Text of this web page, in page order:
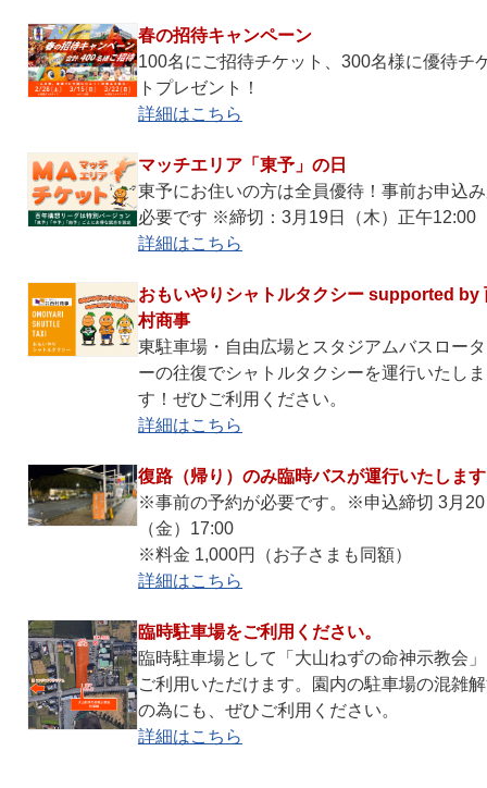
春の招待キャンペーン
100名にご招待チケット、300名様に優待チ
トプレゼント！
詳細はこちら
マッチエリア「東予」の日
東予にお住いの方は全員優待！事前お申込
必要です ※締切：3月19日（木）正午12:00
詳細はこちら
おもいやりシャトルタクシー supported by
村商事
東駐車場・自由広場とスタジアムバスロー
ーの往復でシャトルタクシーを運行いたしま
す！ぜひご利用ください。
詳細はこちら
復路（帰り）のみ臨時バスが運行いたしま
※事前の予約が必要です。※申込締切 3月
（金）17:00
※料金 1,000円（お子さまも同額）
詳細はこちら
臨時駐車場をご利用ください。
臨時駐車場として「大山ねずの命神示教会
ご利用いただけます。園内の駐車場の混雑
の為にも、ぜひご利用ください。
詳細はこちら